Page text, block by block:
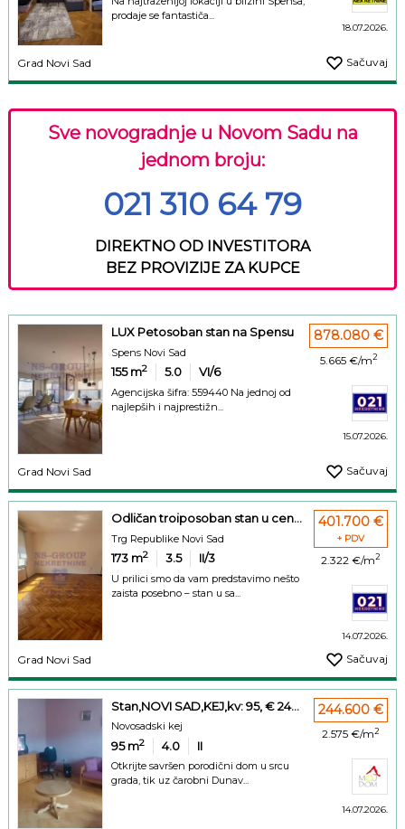
prodaje se fantastiča...
18.07.2026.
Grad Novi Sad Sačuvaj
Sve novogradnje u Novom Sadu na
jednom broju:
021 310 64 79
DIREKTNO OD INVESTITORA
BEZ PROVIZIJE ZA KUPCE
LUX Petosoban stan na Spensu
Spens Novi Sad
155m2 5.0 VI/6
Agencijska šifra: 559440 Na jednoj od
najlepših i najprestižn...
878.080 €
5.665 €/m2
15.07.2026.
Grad Novi Sad Sačuvaj
Odličan troiposoban stan u cen...
Trg Republike Novi Sad
173 m2 3.5 II/3
U prilici smo da vam predstavimo nešto
zaista posebno – stan u sa...
401.700 €
+ PDV
2.322 €/m2
14.07.2026.
Grad Novi Sad Sačuvaj
Stan,NOVI SAD,KEJ,kv: 95, € 24...
Novosadski kej
95m2 4.0 II
Otkrijte savršen porodični dom u srcu
grada, tik uz čarobni Dunav...
244.600 €
2.575 €/m2
14.07.2026.